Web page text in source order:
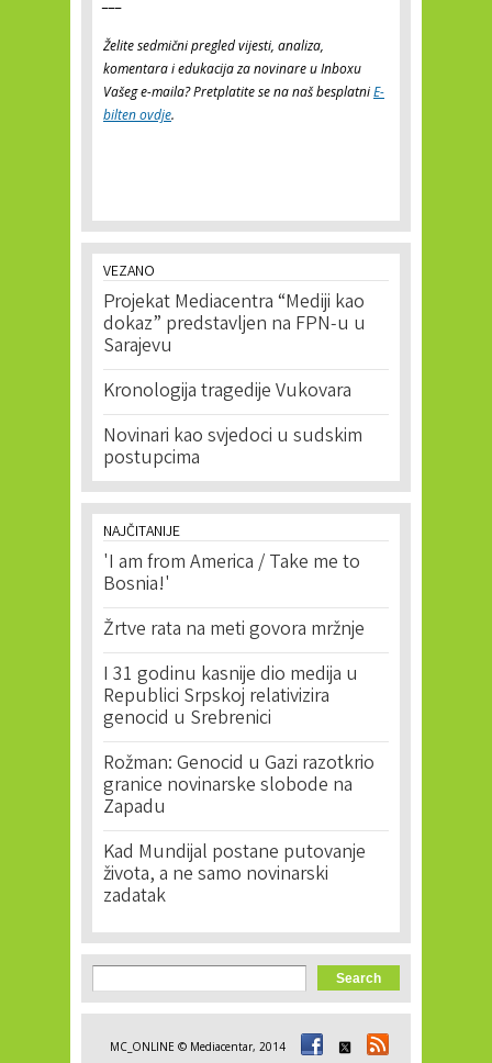
Želite sedmični pregled vijesti, analiza,
komentara i edukacija za novinare u Inboxu
Vašeg e-maila? Pretplatite se na naš besplatniE-
bilten ovdje.
VEZANO
Projekat Mediacentra “Mediji kao
dokaz” predstavljen na FPN-u u
Sarajevu
Kronologija tragedije Vukovara
Novinari kao svjedoci u sudskim
postupcima
NAJČITANIJE
'I am from America / Take me to
Bosnia!'
Žrtve rata na meti govora mržnje
I 31 godinu kasnije dio medija u
Republici Srpskoj relativizira
genocid u Srebrenici
Rožman: Genocid u Gazi razotkrio
granice novinarske slobode na
Zapadu
Kad Mundijal postane putovanje
života, a ne samo novinarski
zadatak
Search form
Search
MC_ONLINE © Mediacentar, 2014